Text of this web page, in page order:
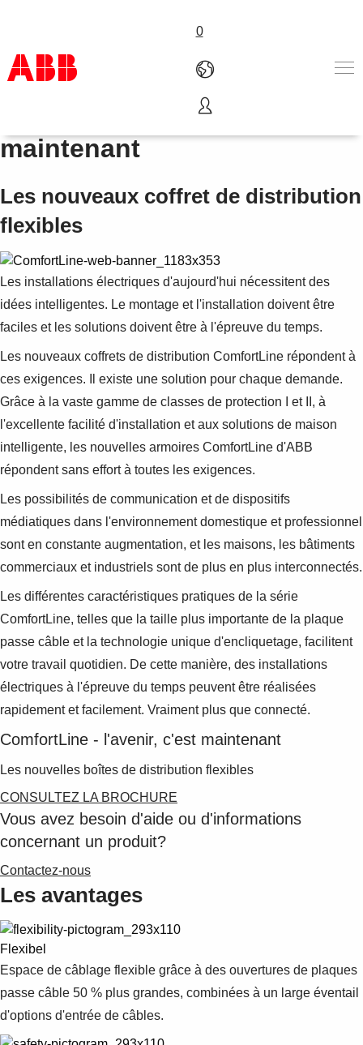
0
Produits & Services
Industries
A propos
Contactez-nous
Carrières
Suggestions
See more products
Shopping list preview
0
ComfortLine - l'avenir, c'est
maintenant
Les nouveaux coffret de distribution
flexibles
Les installations électriques d'aujourd'hui nécessitent des
idées intelligentes. Le montage et l'installation doivent être
faciles et les solutions doivent être à l'épreuve du temps.
Les nouveaux coffrets de distribution ComfortLine répondent à
ces exigences. Il existe une solution pour chaque demande.
Grâce à la vaste gamme de classes de protection I et II, à
l'excellente facilité d'installation et aux solutions de maison
intelligente, les nouvelles armoires ComfortLine d'ABB
répondent sans effort à toutes les exigences.
Les possibilités de communication et de dispositifs
médiatiques dans l'environnement domestique et professionnel
sont en constante augmentation, et les maisons, les bâtiments
commerciaux et industriels sont de plus en plus interconnectés.
Les différentes caractéristiques pratiques de la série
ComfortLine, telles que la taille plus importante de la plaque
passe câble et la technologie unique d'encliquetage, facilitent
votre travail quotidien. De cette manière, des installations
électriques à l'épreuve du temps peuvent être réalisées
rapidement et facilement. Vraiment plus que connecté.
ComfortLine - l'avenir, c'est maintenant
Les nouvelles boîtes de distribution flexibles
CONSULTEZ LA BROCHURE
Vous avez besoin d'aide ou d'informations
concernant un produit?
Contactez-nous
Les avantages
Flexibel
Espace de câblage flexible grâce à des ouvertures de plaques
passe câble 50 % plus grandes, combinées à un large éventail
d'options d'entrée de câbles.